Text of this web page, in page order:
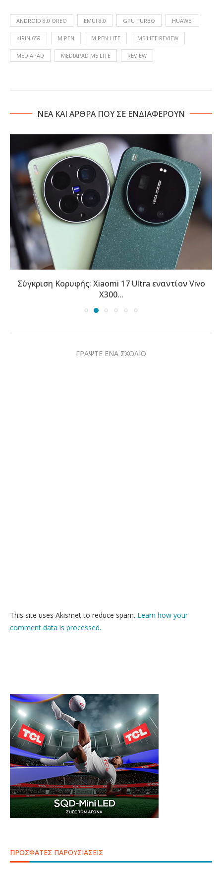
ANDROID 8.0 OREO EMUI 8.0 GPU TURBO HUAWEI
KIRIN 659 M PEN M PEN LITE M5 LITE REVIEW
MEDIAPAD MEDIAPAD M5 LITE REVIEW
NΕΑ ΚΑΙ ΑΡΘΡΑ ΠΟΥ ΣΕ ΕΝΔΙΑΦΕΡΟΥΝ
Σύγκριση Κορυφής: Xiaomi 17 Ultra εναντίον Vivo
X300...
ΓΡΑΨΤΕ ΕΝΑ ΣΧΟΛΙΟ
This site uses Akismet to reduce spam. Learn how your
comment data is processed.
ΠΡΟΣΦΑΤΕΣ ΠΑΡΟΥΣΙΑΣΕΙΣ